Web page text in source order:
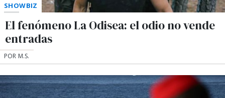
SHOWBIZ
El fenómeno La Odisea: el odio no vende
entradas
POR M.S.